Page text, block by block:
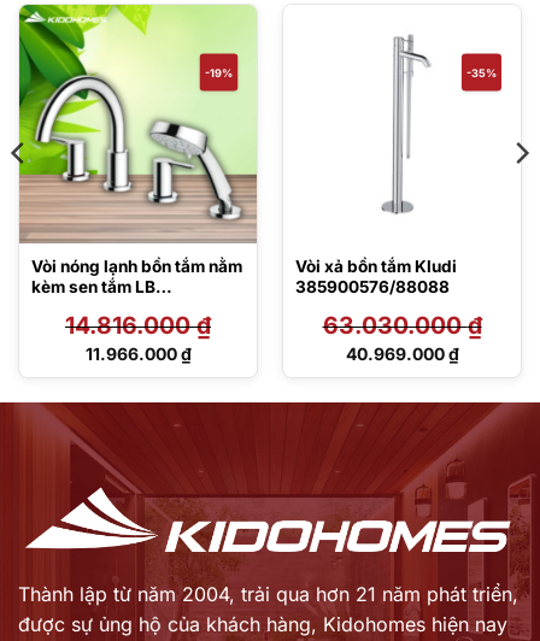
-19%
Vòi nóng lạnh bồn tắm nằm
kèm sen tắm LB
14.816.000₫
Giá
11.966.000₫
Giá
-35%
Vòi xả bồn tắm Kludi
385900576/88088
63.030.000₫
Giá
63.030.000 ₫.
40.969.000₫
Giá
40.969.000 ₫.
Thành lập từ năm 2004, trải qua hơn 21 năm phát triển,
được sự ủng hộ của khách hàng, Kidohomes hiện nay